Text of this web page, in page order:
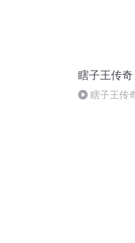
瞎子王传奇
瞎子王传